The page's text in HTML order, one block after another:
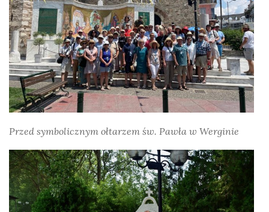
Przed symbolicznym ołtarzem św. Pawła w Werginie